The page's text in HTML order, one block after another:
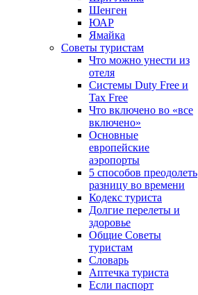
Шенген
ЮАР
Ямайка
Советы туристам
Что можно унести из
отеля
Системы Duty Free и
Tax Free
Что включено во «все
включено»
Основные
европейские
аэропорты
5 способов преодолеть
разницу во времени
Кодекс туриста
Долгие перелеты и
здоровье
Общие Советы
туристам
Словарь
Аптечка туриста
Если паспорт